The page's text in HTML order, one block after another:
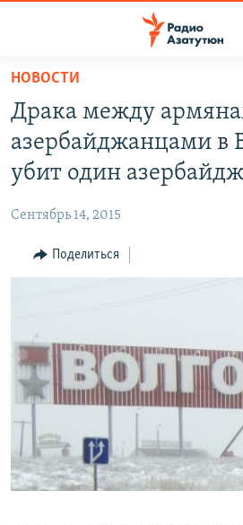
Перейти
основному
содержанию
Перейти
основной
навигации
Перейти
НОВОСТИ
ПОЛИТИКА
ЭКОНОМИКА
РЕГИОН
СПОРТ
АРХИВ
Հայերեն
English
НОВОСТИ
Драка между
азербайджанцами в
убит один
Сентябрь 14, 2015
Поделиться